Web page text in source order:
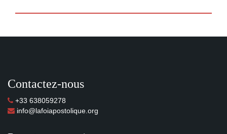
Contactez-nous
+33 638059278
info@lafoiapostolique.org